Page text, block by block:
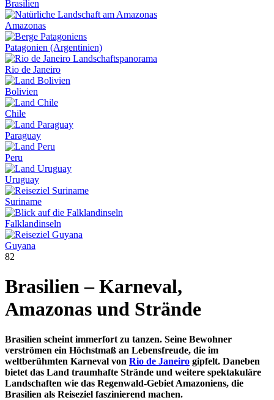
Brasilien
Amazonas
Patagonien (Argentinien)
Rio de Janeiro
Bolivien
Chile
Paraguay
Peru
Uruguay
Suriname
Falklandinseln
Guyana
82
Brasilien – Karneval,
Amazonas und Strände
Brasilien scheint immerfort zu tanzen. Seine Bewohner
verströmen ein Höchstmaß an Lebensfreude, die im
weltberühmten Karneval von Rio de Janeiro gipfelt. Daneben
bietet das Land traumhafte Strände und weitere spektakuläre
Landschaften wie das Regenwald-Gebiet Amazoniens, die
Brasilien als Reiseziel faszinierend machen.